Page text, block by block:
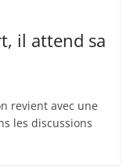
il attend sa
revient avec une
les discussions